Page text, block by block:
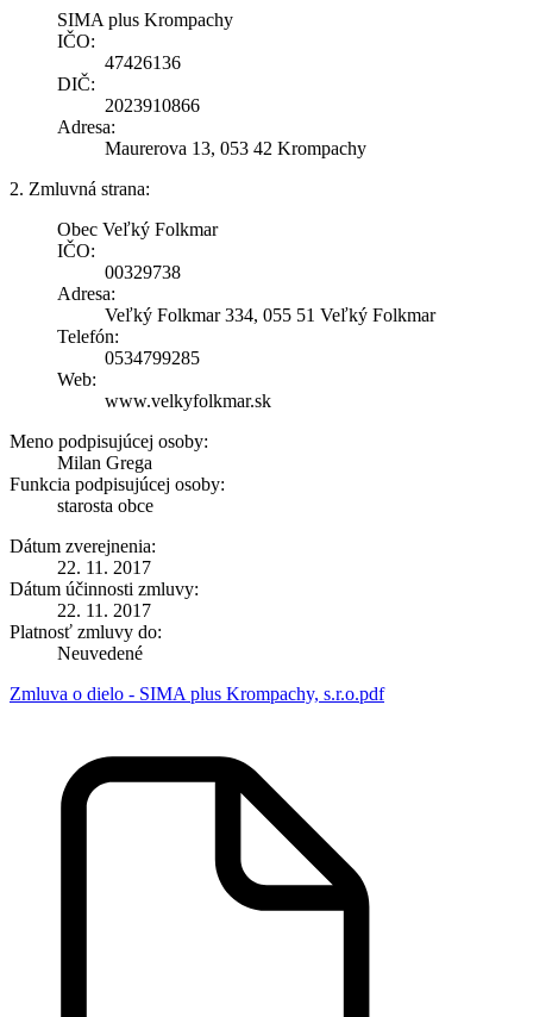
SIMA plus Krompachy
IČO:
47426136
DIČ:
2023910866
Adresa:
Maurerova 13, 053 42 Krompachy
2. Zmluvná strana:
Obec Veľký Folkmar
IČO:
00329738
Adresa:
Veľký Folkmar 334, 055 51 Veľký Folkmar
Telefón:
0534799285
Web:
www.velkyfolkmar.sk
Meno podpisujúcej osoby:
Milan Grega
Funkcia podpisujúcej osoby:
starosta obce
Dátum zverejnenia:
22. 11. 2017
Dátum účinnosti zmluvy:
22. 11. 2017
Platnosť zmluvy do:
Neuvedené
Zmluva o dielo - SIMA plus Krompachy, s.r.o.pdf